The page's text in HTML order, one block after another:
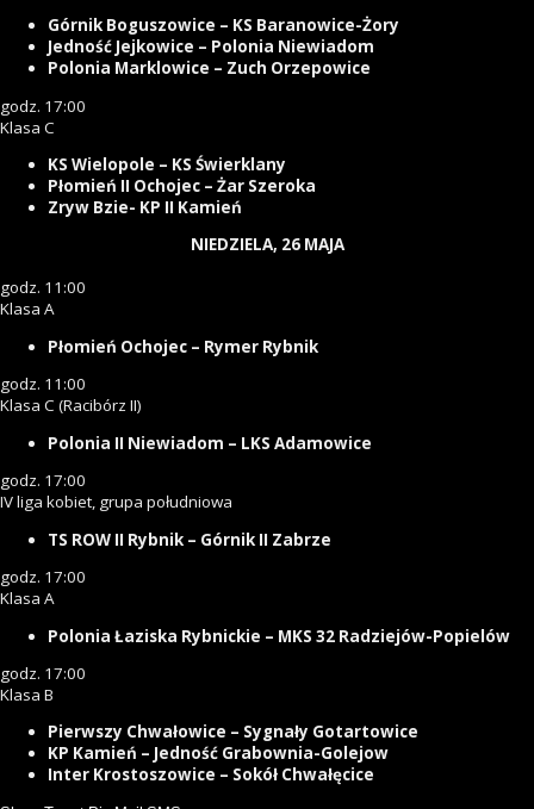
Górnik Boguszowice – KS Baranowice-Żory
Jedność Jejkowice – Polonia Niewiadom
Polonia Marklowice – Zuch Orzepowice
godz. 17:00
Klasa C
KS Wielopole – KS Świerklany
Płomień II Ochojec – Żar Szeroka
Zryw Bzie- KP II Kamień
NIEDZIELA, 26 MAJA
godz. 11:00
Klasa A
Płomień Ochojec – Rymer Rybnik
godz. 11:00
Klasa C (Racibórz II)
Polonia II Niewiadom – LKS Adamowice
godz. 17:00
IV liga kobiet, grupa południowa
TS ROW II Rybnik – Górnik II Zabrze
godz. 17:00
Klasa A
Polonia Łaziska Rybnickie – MKS 32 Radziejów-Popielów
godz. 17:00
Klasa B
Pierwszy Chwałowice – Sygnały Gotartowice
KP Kamień – Jedność Grabownia-Golejow
Inter Krostoszowice – Sokół Chwałęcice